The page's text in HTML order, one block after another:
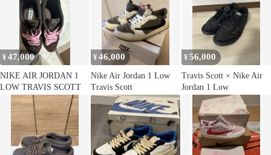
¥47,000
NIKE AIR JORDAN 1
LOW TRAVIS SCOTT
¥46,000
Nike Air Jordan 1 Low
Travis Scott
¥56,000
Travis Scott × Nike Air
Jordan 1 Low